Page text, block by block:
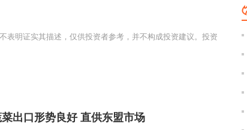
表明证实其描述，仅供投资者参考，并不构成投资建议。投资
出口形势良好 直供东盟市场